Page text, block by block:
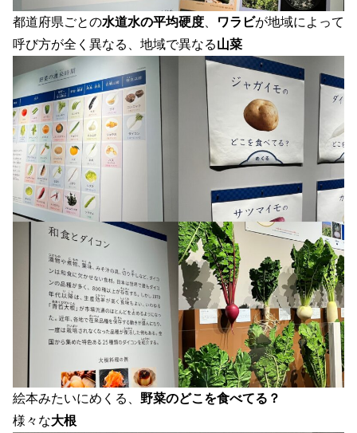
都道府県ごとの水道水の平均硬度 ワラビが地域によって
呼び方が全く異なる、地域で異なる山菜
絵本みたいにめくる、 野菜のどこを食べてる？
様々な大根